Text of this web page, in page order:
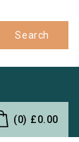
Search
(0) £0.00